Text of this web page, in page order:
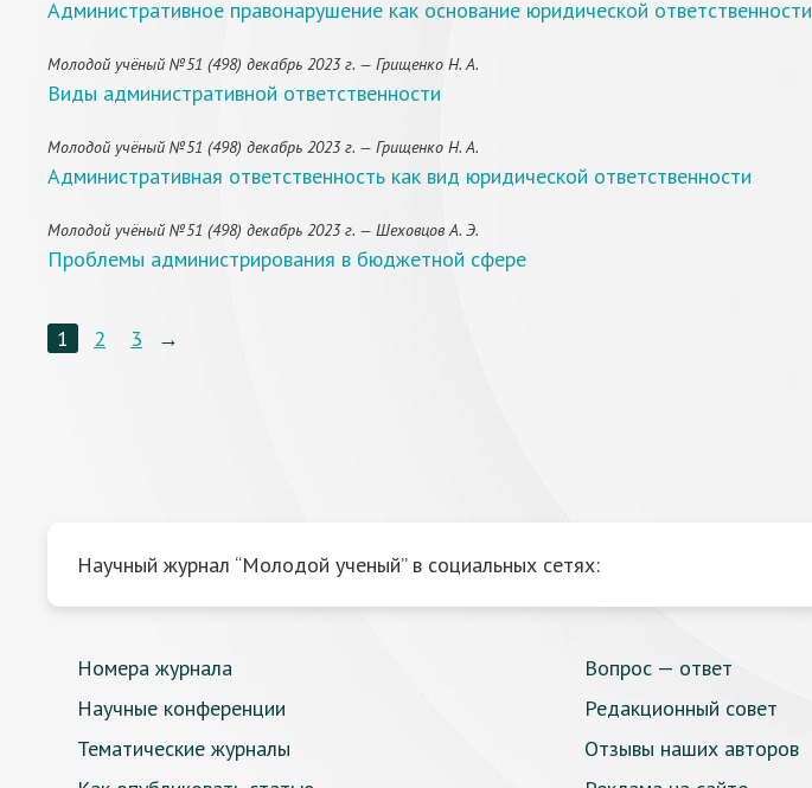
Административное правонарушение как основание юридической ответственности
Молодой учёный №51 (498) декабрь 2023 г. — Грищенко Н. А.
Виды административной ответственности
Молодой учёный №51 (498) декабрь 2023 г. — Грищенко Н. А.
Административная ответственность как вид юридической ответственности
Молодой учёный №51 (498) декабрь 2023 г. — Шеховцов А. Э.
Проблемы администрирования в бюджетной сфере
1 2 3 →
Научный журнал “Молодой ученый” в социальных сетях:
Номера журнала
Научные конференции
Тематические журналы
Вопрос — ответ
Редакционный совет
Отзывы наших авторов